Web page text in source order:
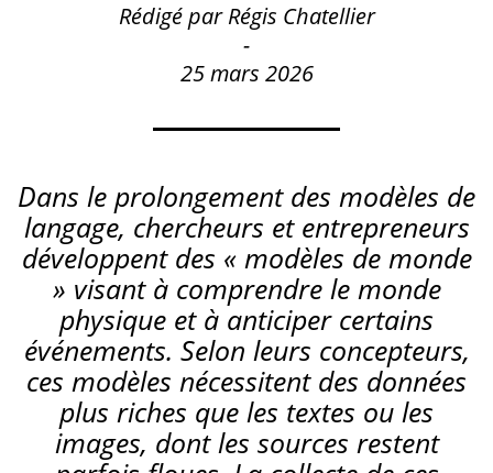
Rédigé par Régis Chatellier
-
25 mars 2026
Dans le prolongement des modèles de
langage, chercheurs et entrepreneurs
développent des « modèles de monde
» visant à comprendre le monde
physique et à anticiper certains
événements. Selon leurs concepteurs,
ces modèles nécessitent des données
plus riches que les textes ou les
images, dont les sources restent